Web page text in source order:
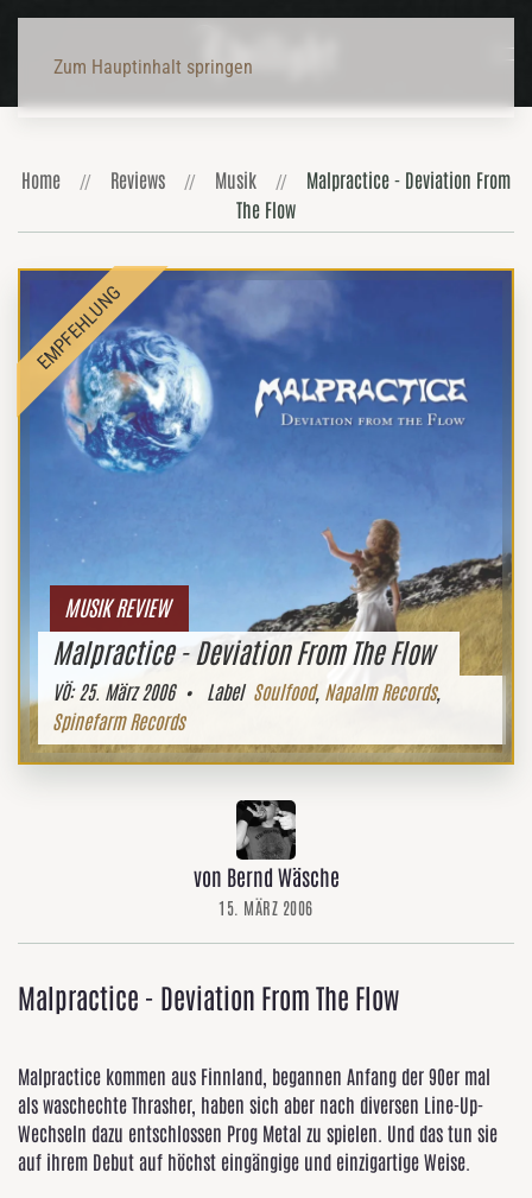
Zum Hauptinhalt springen
Home Reviews Musik
Malpractice - Deviation From
The Flow
MUSIK REVIEW
Malpractice - Deviation From The Flow
VÖ:25. März 2006• Label Soulfood, Napalm Records,
Spinefarm Records
von Bernd Wäsche
15. MÄRZ 2006
Malpractice - Deviation From The Flow
Malpractice kommen aus Finnland, begannen Anfang der 90er mal
als waschechte Thrasher, haben sich aber nach diversen Line-Up-
Wechseln dazu entschlossen Prog Metal zu spielen. Und das tun sie
auf ihrem Debut auf höchst eingängige und einzigartige Weise.